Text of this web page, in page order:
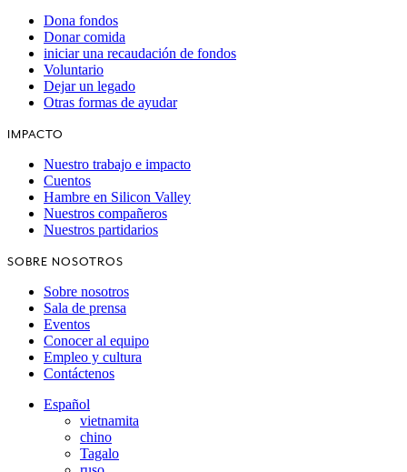
Dona fondos
Donar comida
iniciar una recaudación de fondos
Voluntario
Dejar un legado
Otras formas de ayudar
IMPACTO
Nuestro trabajo e impacto
Cuentos
Hambre en Silicon Valley
Nuestros compañeros
Nuestros partidarios
SOBRE NOSOTROS
Sobre nosotros
Sala de prensa
Eventos
Conocer al equipo
Empleo y cultura
Contáctenos
Español
vietnamita
chino
Tagalo